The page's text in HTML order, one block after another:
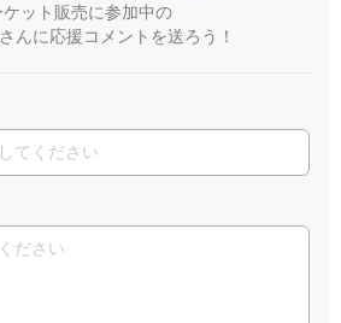
ケット販売に参加中の
んに応援コメントを送ろう！